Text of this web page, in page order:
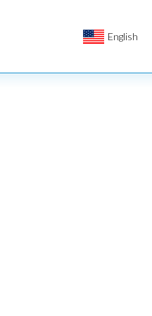
English